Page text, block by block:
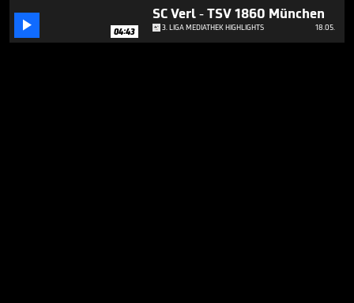
 04:43
SC Verl - TSV 1860 München
3. LIGA MEDIATHEK HIGHLIGHTS 18.05.